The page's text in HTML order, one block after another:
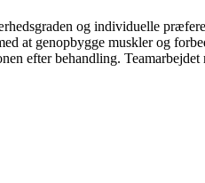
og individuelle
at genopbygge muskler og
efter behandling.